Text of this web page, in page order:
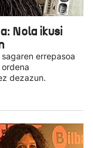
Nola ikusi
errepasoa
dezazun.